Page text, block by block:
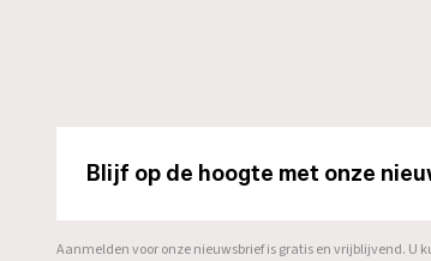
Blijf op de hoogte met onze
Aanmelden voor onze nieuwsbrief is gratis en vrijblijvend. U